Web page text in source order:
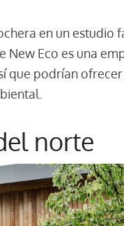
en un estudio
Eco es una
que podrían
norte